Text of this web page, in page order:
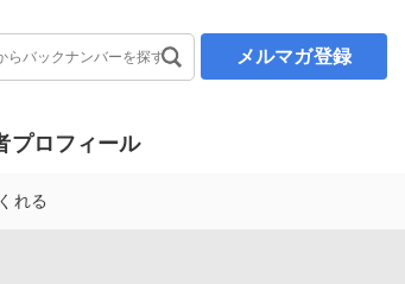
メルマガ登録
プロフィール
れる